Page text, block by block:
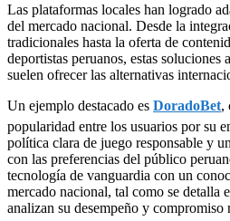
Las plataformas locales han logrado
del mercado nacional. Desde la
tradicionales hasta la oferta de
deportistas peruanos, estas soluciones
suelen ofrecer las alternativas
Un ejemplo destacado es DoradoBet,
popularidad entre los usuarios por su
política clara de juego responsable y
con las preferencias del público
tecnología de vanguardia con un
mercado nacional, tal como se detalla
analizan su desempeño y compromiso